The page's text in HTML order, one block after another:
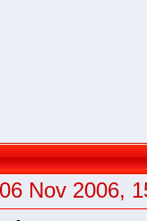
Nov 2006,